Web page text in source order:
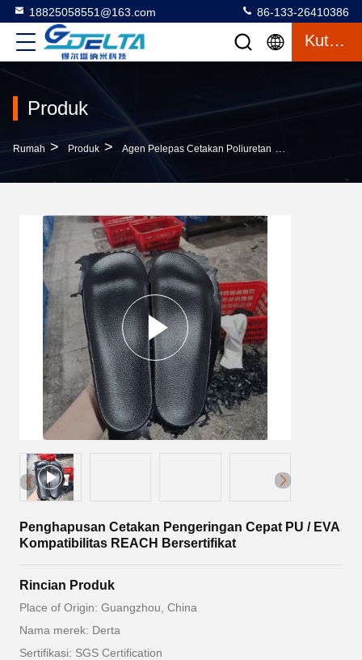
18825058551@163.com 86-133-26410386
Kutipan
Produk
Rumah > Produk > Agen Pelepas Cetakan Poliuretan >
Penghapusan Cetakan Pengeringan Cepat PU / EVA
Kompatibilitas REACH Bersertifikat
Rincian Produk
Place of Origin: Guangzhou, China
Nama merek: Derta
Sertifikasi: SGS Certification